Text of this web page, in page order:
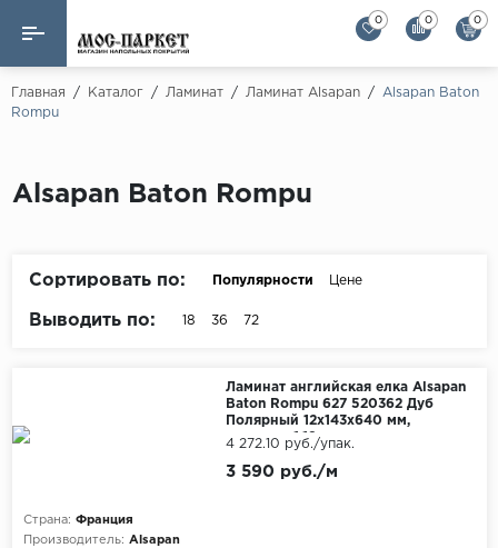
Назад Назад
Alpine Floor by
Berry Alloc
Кварц-винил
Инженерная доска
Модульный паркет
Аксессуары
0 0 0
Главная / Каталог / Ламинат / Ламинат Alsapan /
Alsapan Baton
Rompu
Alsapan Baton Rompu
Сортировать по: Популярности Цене
Выводить по: 18 36 72
Ламинат английская елка Alsapan
Baton Rompu 627 520362 Дуб
Полярный 12x143x640 мм,
упаковка 1.19 м
Страна: Франция
Производитель: Alsapan
3 590 руб./м
4 272.10 руб./упак.